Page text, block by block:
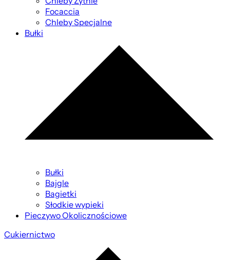
Focaccia
Chleby Specjalne
Bułki
Bułki
Bajgle
Bagietki
Słodkie wypieki
Pieczywo Okolicznościowe
Cukiernictwo